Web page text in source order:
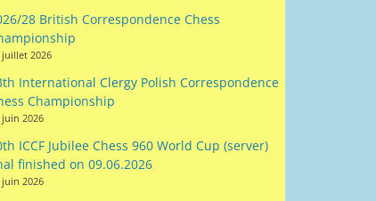
28 British Correspondence Chess
juillet 2026
International Clergy Polish Correspondence
Championship
juin 2026
ICCF Jubilee Chess 960 World Cup (server)
finished on 09.06.2026
juin 2026